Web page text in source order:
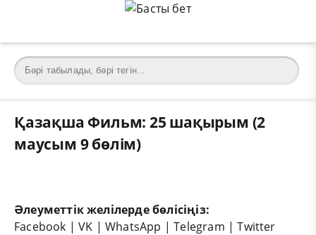
Қазақша Фильм: 25 шақырым (2
маусым 9 бөлім)
Әлеуметтік желілерде бөлісіңіз:
Facebook |VK |WhatsApp |Telegram |Twitter